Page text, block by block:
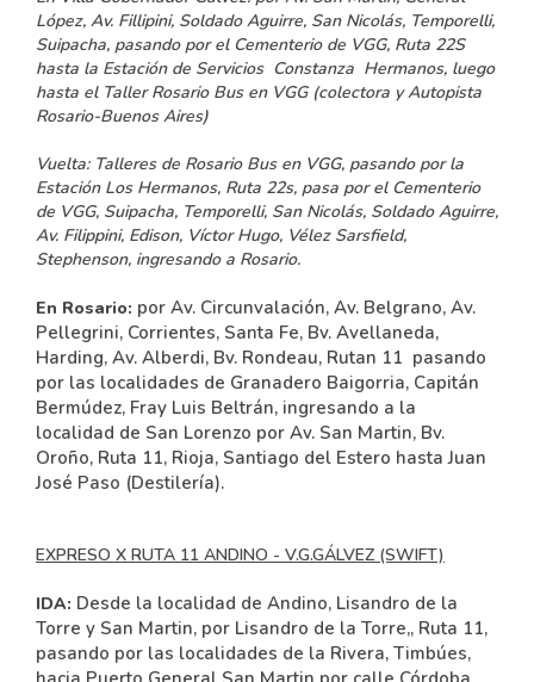
López, Av. Fillipini, Soldado Aguirre, San Nicolás, Temporelli,
Suipacha, pasando por el Cementerio de VGG, Ruta 22S
hasta la Estación de Servicios Constanza Hermanos, luego
hasta el Taller Rosario Bus en VGG (colectora y Autopista
Rosario-Buenos Aires)
Vuelta:Talleres de Rosario Bus en VGG, pasando por la
Estación Los Hermanos, Ruta 22s, pasa por el Cementerio
de VGG, Suipacha, Temporelli, San Nicolás, Soldado Aguirre,
Av. Filippini, Edison, Víctor Hugo, Vélez Sarsfield,
Stephenson, ingresando a Rosario.
En Rosario: por Av. Circunvalación, Av. Belgrano, Av.
Pellegrini, Corrientes, Santa Fe, Bv. Avellaneda,
Harding, Av. Alberdi, Bv. Rondeau, Rutan 11 pasando
por las localidades de Granadero Baigorria, Capitán
Bermúdez, Fray Luis Beltrán, ingresando a la
localidad de San Lorenzo por Av. San Martin, Bv.
Oroño, Ruta 11, Rioja, Santiago del Estero hasta Juan
José Paso (Destilería).
EXPRESO X RUTA 11 ANDINO - V.G.GÁLVEZ (SWIFT)
IDA: Desde la localidad de Andino, Lisandro de la
Torre y San Martin, por Lisandro de la Torre,, Ruta 11,
pasando por las localidades de la Rivera, Timbúes,